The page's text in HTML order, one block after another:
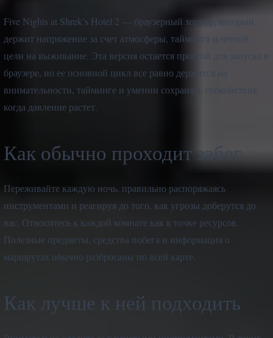
Five Nights at Shrek’s Hotel 2 — браузерный хоррор, который
держит напряжение за счет атмосферы, тайминга и четкой
цели на выживание. Эта версия остается простой для запуска в
браузере, но ее основной цикл все равно держится на
внимательности, тайминге и умении сохранять спокойствие,
когда давление растет.
Как обычно проходит забег
Переживайте каждую ночь, правильно распоряжаясь
инструментами и реагируя до того, как угрозы доберутся до
вас. Относитесь к каждой комнате как к точке ресурсов.
Полезные предметы, средства побега и информация о
маршрутах обычно разбросаны по всей карте.
Как лучше к ней подходить